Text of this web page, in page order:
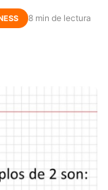
8 min de lectura